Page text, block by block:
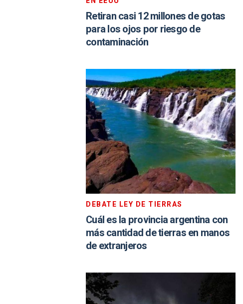
Retiran casi 12 millones de gotas
para los ojos por riesgo de
contaminación
DEBATE LEY DE TIERRAS
Cuál es la provincia argentina con
más cantidad de tierras en manos
de extranjeros